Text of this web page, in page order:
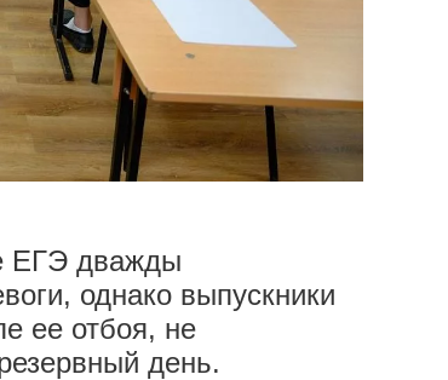
ЕГЭ дважды
однако выпускники
ее отбоя, не
день.